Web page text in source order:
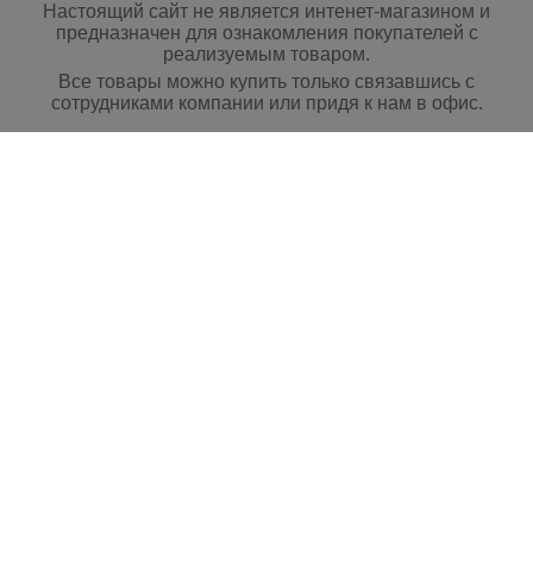
Настоящий сайт не является интенет-магазином и
предназначен для ознакомления покупателей с
реализуемым товаром.
Все товары можно купить только связавшись с
сотрудниками компании или придя к нам в офис.